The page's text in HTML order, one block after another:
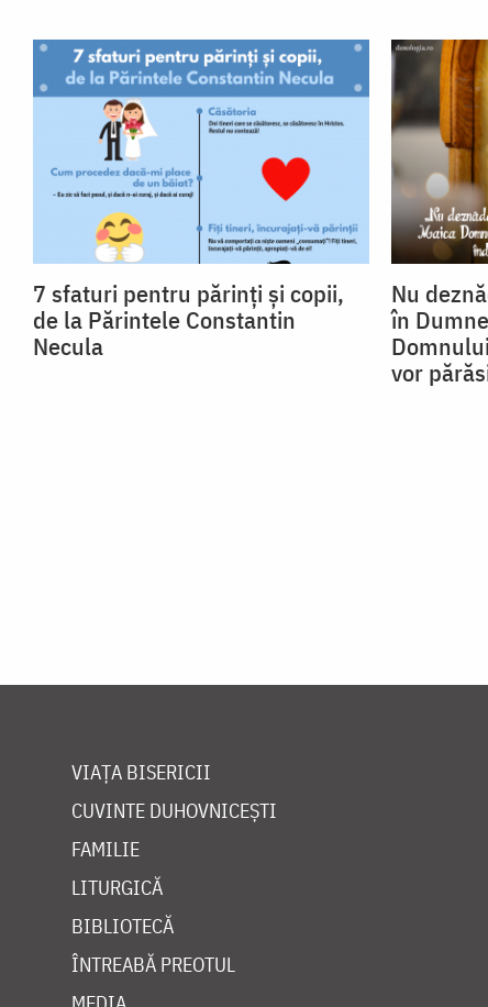
7 sfaturi pentru părinți și copii,
de la Părintele Constantin
Necula
Nu
în
vor
VIAȚA BISERICII
CUVINTE DUHOVNICEȘTI
FAMILIE
LITURGICĂ
BIBLIOTECĂ
ÎNTREABĂ PREOTUL